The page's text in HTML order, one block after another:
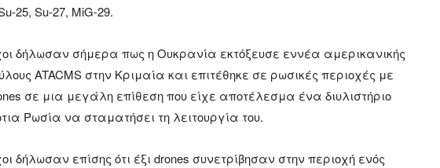
25, Su-27, MiG-29.
δήλωσαν σήμερα πως η Ουκρανία εκτόξευσε εννέα αμερικανικής
ATACMS στην Κριμαία και επιτέθηκε σε ρωσικές περιοχές με
σε μια μεγάλη επίθεση που είχε αποτέλεσμα ένα διυλιστήριο
Ρωσία να σταματήσει τη λειτουργία του.
δήλωσαν επίσης ότι έξι drones συνετρίβησαν στην περιοχή ενός